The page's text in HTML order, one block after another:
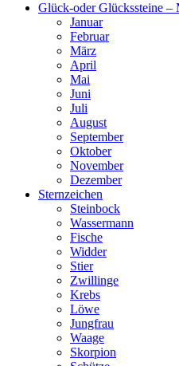
Glück-oder Glückssteine –
Januar
Februar
März
April
Mai
Juni
Juli
August
September
Oktober
November
Dezember
Sternzeichen
Steinbock
Wassermann
Fische
Widder
Stier
Zwillinge
Krebs
Löwe
Jungfrau
Waage
Skorpion